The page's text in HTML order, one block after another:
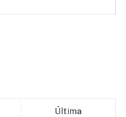
Última